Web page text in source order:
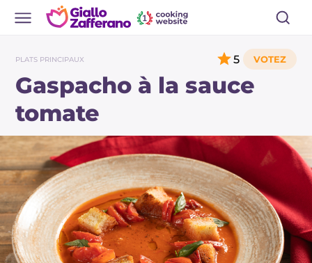
PLATS PRINCIPAUX
Gaspacho à la sauce
tomate
5